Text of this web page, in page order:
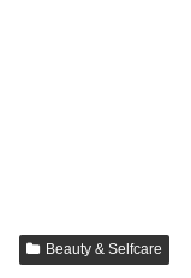
Beauty & Selfcare